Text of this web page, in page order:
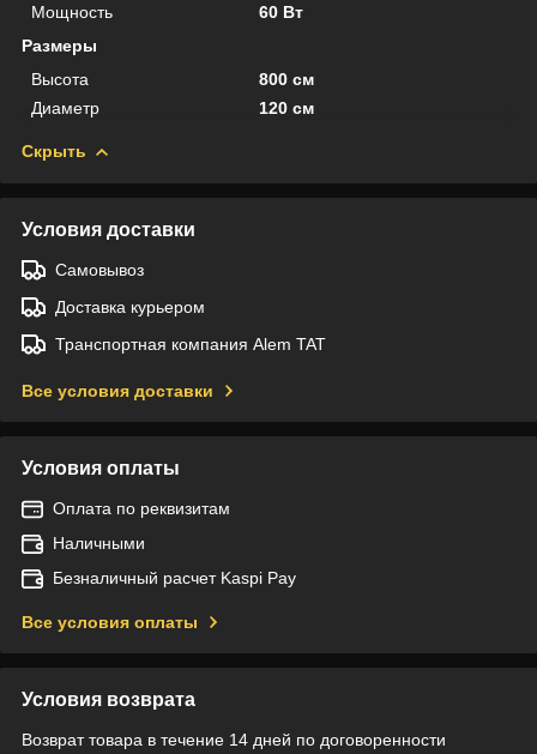
Мощность
60 Вт
Размеры
Высота
800 см
Диаметр
120 см
Скрыть
Условия доставки
Самовывоз
Доставка курьером
Транспортная компания Alem TAT
Все условия доставки
Условия оплаты
Оплата по реквизитам
Наличными
Безналичный расчет Kaspi Pay
Все условия оплаты
Условия возврата
Возврат товара в течение 14 дней по договоренности